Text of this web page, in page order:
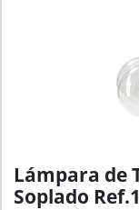
Lámpara de
Soplado